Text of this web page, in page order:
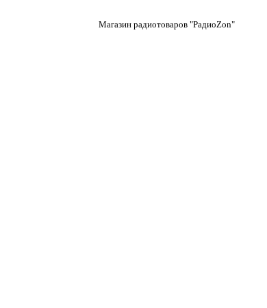
Магазин радиотоваров "РадиоZon"